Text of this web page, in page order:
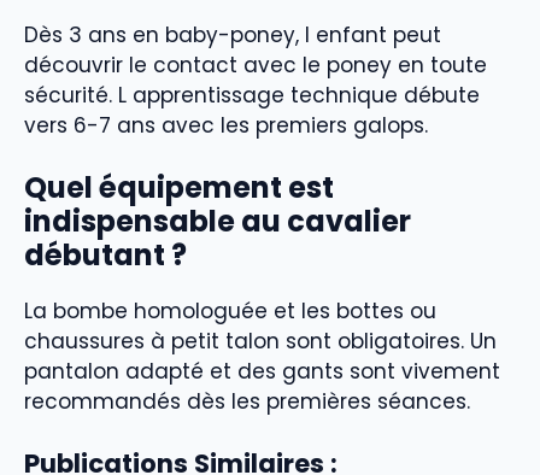
Dès 3 ans en baby-poney, l enfant peut
découvrir le contact avec le poney en toute
sécurité. L apprentissage technique débute
vers 6-7 ans avec les premiers galops.
Quel équipement est
indispensable au cavalier
débutant ?
La bombe homologuée et les bottes ou
chaussures à petit talon sont obligatoires. Un
pantalon adapté et des gants sont vivement
recommandés dès les premières séances.
Publications Similaires :